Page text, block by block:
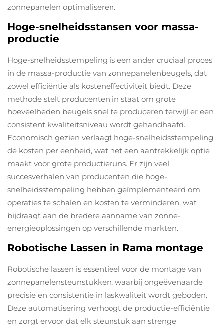
zonnepanelen optimaliseren.
Hoge-snelheidsstansen voor massa-
productie
Hoge-snelheidsstempeling is een ander cruciaal proces
in de massa-productie van zonnepanelenbeugels, dat
zowel efficiëntie als kosteneffectiviteit biedt. Deze
methode stelt producenten in staat om grote
hoeveelheden beugels snel te produceren terwijl er een
consistent kwaliteitsniveau wordt gehandhaafd.
Economisch gezien verlaagt hoge-snelheidsstempeling
de kosten per eenheid, wat het een aantrekkelijk optie
maakt voor grote productieruns. Er zijn veel
succesverhalen van producenten die hoge-
snelheidsstempeling hebben geïmplementeerd om
operaties te schalen en kosten te verminderen, wat
bijdraagt aan de bredere aanname van zonne-
energieoplossingen op verschillende markten.
Robotische Lassen in Rama montage
Robotische lassen is essentieel voor de montage van
zonnepanelensteunstukken, waarbij ongeëvenaarde
precisie en consistentie in laskwaliteit wordt geboden.
Deze automatisering verhoogt de productie-efficiëntie
en zorgt ervoor dat elk steunstuk aan strenge